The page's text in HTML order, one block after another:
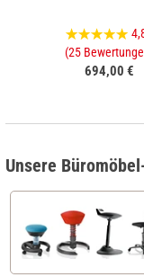
(25
694,00 €
Unsere